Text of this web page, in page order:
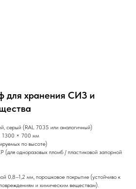
для хранения СИЗ и
серый (RAL 7035 или аналогичный)
1300 × 700 мм
по высоте)
(для одноразовых пломб / пластиковой запорной
0,8–1,2 мм, порошковое покрытие (устойчиво к
и химическим веществам).